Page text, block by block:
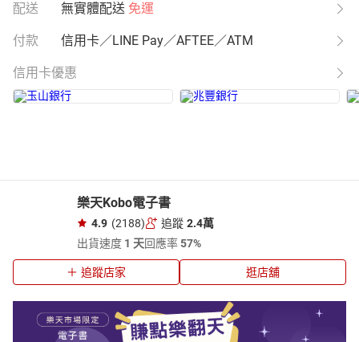
配送 無實體配送 免運
付款 信用卡／LINE Pay／AFTEE／ATM
信用卡優惠
樂天Kobo電子書
4.9 (2188) 追蹤 2.4萬
出貨速度 1 天回應率57%
追蹤店家 逛店舖